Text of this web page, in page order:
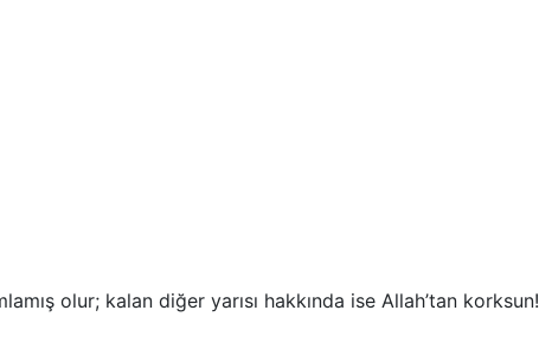
olur; kalan diğer yarısı hakkında ise Allah’tan korksun!